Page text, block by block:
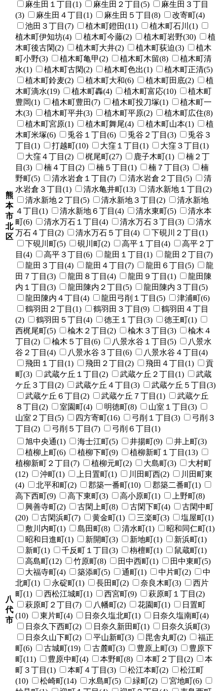
熊
本
市
北
区
麻生田１丁目(1) 麻生田２丁目(5)
麻生田３丁目
(3)
麻生田４丁目(1) 麻生田５丁目(8)
改寄町(4)
池田３丁目(7)
植木町鐙田(11)
植木町石川(1)
植木町伊知坊(4)
植木町今藤(2) 植木町岩野(30)
植
木町後古閑(2)
植木町大井(2) 植木町荻迫(3)
植木
町小野(3)
植木町亀甲(2) 植木町木留(8)
植木町清
水(1)
植木町古閑(2) 植木町色出(1)
植木町正清(5)
植木町鈴麦(2)
植木町大和(6) 植木町田底(2)
植
木町滴水(19)
植木町轟(4) 植木町富応(10)
植木町
豊岡(1)
植木町豊田(7) 植木町投刀塚(1)
植木町一
木(3)
植木町平井(3) 植木町平原(2)
植木町広住(8)
植木町宮原(1)
植木町舞尾(4) 植木町山本(1)
植
木町米塚(6)
兎谷１丁目(6) 兎谷２丁目(3)
兎谷３
丁目(1)
打越町(10) 大窪１丁目(1)
大窪３丁目(1)
大窪４丁目(2)
梶尾町(27) 鹿子木町(1)
楠２丁
目(3)
楠４丁目(2) 楠５丁目(1) 楠７丁目(3)
楠
野町(5)
清水岩倉１丁目(7) 清水岩倉２丁目(5)
清
水岩倉３丁目(1)
清水亀井町(13)
清水新地１丁目(2)
清水新地２丁目(5)
清水新地３丁目(2)
清水新地
４丁目(1)
清水新地６丁目(4) 清水東町(5)
清水本
町(6)
清水万石１丁目(4) 清水万石３丁目(3)
清水
万石４丁目(2)
清水万石５丁目(4)
下硯川２丁目(1)
下硯川町(5)
硯川町(2) 高平１丁目(4)
高平２丁
目(4)
高平３丁目(6) 龍田１丁目(1)
龍田２丁目(7)
龍田３丁目(4)
龍田４丁目(7) 龍田６丁目(5)
龍
田７丁目(3)
龍田８丁目(4) 龍田９丁目(1)
龍田陳
内１丁目(3)
龍田陳内２丁目(5)
龍田陳内３丁目(5)
龍田陳内４丁目(4)
龍田弓削１丁目(5)
津浦町(6)
鶴羽田２丁目(1)
鶴羽田３丁目(9)
鶴羽田４丁目
(2)
鶴羽田５丁目(4) 徳王１丁目(3)
徳王町(1)
西梶尾町(5)
楡木２丁目(2) 楡木３丁目(3)
楡木４
丁目(2)
楡木５丁目(6) 八景水谷１丁目(5)
八景水
谷２丁目(4)
八景水谷３丁目(6)
八景水谷４丁目(4)
飛田１丁目(1)
飛田２丁目(2) 飛田４丁目(1)
貢
町(3)
武蔵ケ丘１丁目(2) 武蔵ケ丘２丁目(1)
武蔵
ケ丘３丁目(2)
武蔵ケ丘４丁目(3)
武蔵ケ丘５丁目(3)
武蔵ケ丘６丁目(2)
武蔵ケ丘７丁目(1)
武蔵ケ丘
８丁目(2)
室園町(4) 明徳町(8)
山室１丁目(3)
山室２丁目(5)
四方寄町(16) 弓削１丁目(3)
弓削３
丁目(2)
弓削５丁目(7) 弓削６丁目(1)
八
代
市
旭中央通(1) 海士江町(5) 井揚町(9)
井上町(3)
植柳上町(6)
植柳下町(9)
植柳新町１丁目(13)
植柳新町２丁目(7)
植柳元町(2) 大島町(3)
大村町
(12)
沖町(1) 上日置町(1) 川田町西(2)
川田町東
(4)
北平和町(2) 郡築一番町(10)
郡築二番町(1)
高下西町(9)
高下東町(3) 高小原町(1)
上野町(8)
興善寺町(2)
古閑上町(8) 古閑下町(4)
古閑中町
(20)
古閑浜町(7) 黄金町(1) 三楽町(3)
塩屋町(1)
敷川内町(1)
島田町(8) 清水町(1)
昭和同仁町(1)
昭和日進町(1)
新開町(3) 新地町(1)
新浜町(1)
新町(1)
千反町１丁目(3) 栴檀町(1)
鼠蔵町(1)
高島町(12)
竹原町(8) 田中西町(1)
田中東町(5)
大福寺町(4)
築添町(5) 通町(1) 中片町(2)
中
北町(1)
永碇町(1) 長田町(2) 奈良木町(3)
西片
町(1)
西松江城町(1) 西宮町(9)
萩原町１丁目(2)
萩原町２丁目(7)
八幡町(2) 花園町(1)
日置町
(10)
東片町(4) 日奈久塩北町(1)
日奈久塩南町(4)
日奈久下西町(2)
日奈久新田町(1)
日奈久浜町(3)
日奈久山下町(2)
平山新町(3) 毘舎丸町(2)
福正
町(6)
古城町(19) 古麓町(3) 豊原上町(3)
豊原下
町(11)
豊原中町(4) 本野町(8) 本町２丁目(2)
本
町３丁目(1)
本町４丁目(3) 松江本町(2)
松江町
(10)
松崎町(14) 水島町(5) 緑町(2)
宮地町(6)